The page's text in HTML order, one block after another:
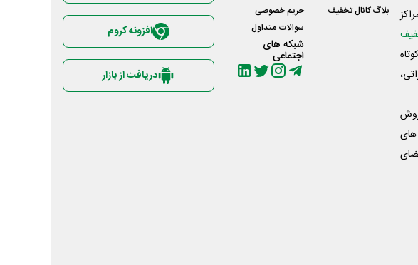
بلاگ کانال تخفیف
حریم خصوصی
سوالات متداول
شبکه های
اجتماعی
افزونه کروم
دریافت از بازار